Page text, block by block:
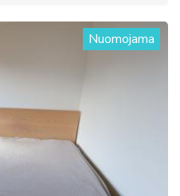
Nuomojama